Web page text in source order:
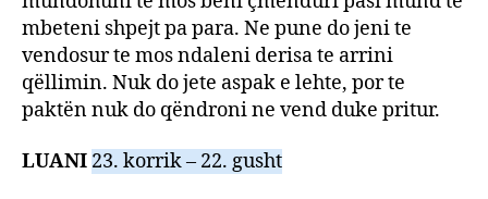
mbeteni shpejt pa para. Ne pune do jeni te
vendosur te mos ndaleni derisa te arrini
qëllimin. Nuk do jete aspak e lehte, por te
paktën nuk do qëndroni ne vend duke pritur.
LUANI 23. korrik – 22. gusht